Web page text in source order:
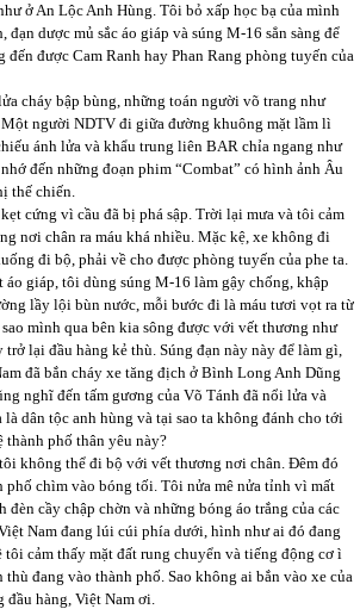
ở An Lộc Anh Hùng. Tôi bỏ xấp học bạ của mình
đạn dược mủ sắc áo giáp và súng M-16 sẳn sàng để
được Cam Ranh hay Phan Rang phòng tuyến của
cháy bập bùng, những toán người võ trang như
người NDTV đi giữa đường khuông mặt lầm lì
ánh lửa và khẩu trung liên BAR chỉa ngang như
đến những đoạn phim “Combat” có hình ảnh Âu
thế chiến.
cứng vì cầu đã bị phá sập. Trời lại mưa và tôi cảm
nơi chân ra máu khá nhiều. Mặc kệ, xe không đi
đi bộ, phải về cho được phòng tuyến của phe ta.
áo giáp, tôi dùng súng M-16 làm gậy chống, khập
lầy lội bùn nước, mỗi bước đi là máu tươi vọt ra từ
mình qua bên kia sông được với vết thương như
lại đầu hàng kẻ thù. Súng đạn này này để làm gì,
đã bắn cháy xe tăng địch ở Bình Long Anh Dũng
nghĩ đến tấm gương của Võ Tánh đã nổi lửa và
là dân tộc anh hùng và tại sao ta không đánh cho tới
phố thân yêu này?
không thể đi bộ với vết thương nơi chân. Đêm đó
phố chìm vào bóng tối. Tôi nửa mê nửa tỉnh vì mất
đèn cầy chập chờn và những bóng áo trắng của các
Nam đang lúi cúi phía dưới, hình như ai đó đang
tôi cảm thấy mặt đất rung chuyển và tiếng động cơ ì
thù đang vào thành phố. Sao không ai bắn vào xe của
đầu hàng, Việt Nam ơi.